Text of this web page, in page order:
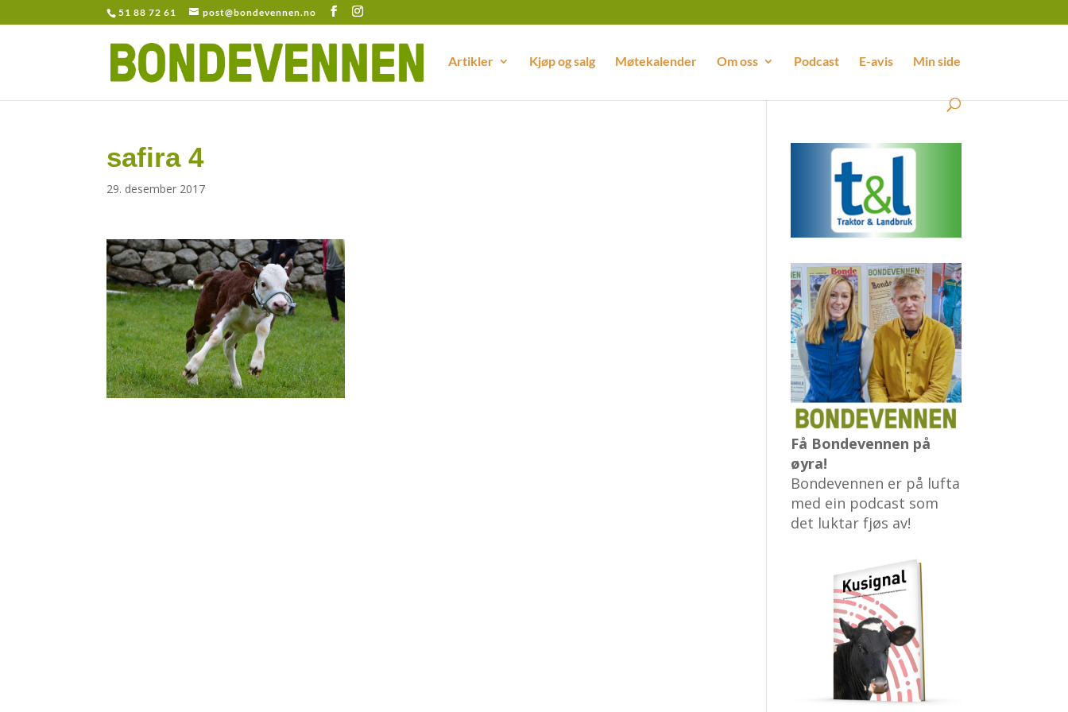
51 88 72 61 post@bondevennen.no
Artikler Kjøp og salg Møtekalender Om oss Podcast E-avis Min side
safira 4
29. desember 2017
Få Bondevennen på
øyra!
Bondevennen er på lufta
med ein podcast som
det luktar fjøs av!